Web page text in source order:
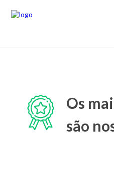
Os
são